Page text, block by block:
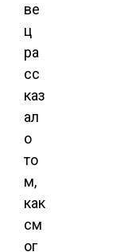
ве
ц
ра
сс
каз
ал
о
то
м,
как
см
ог